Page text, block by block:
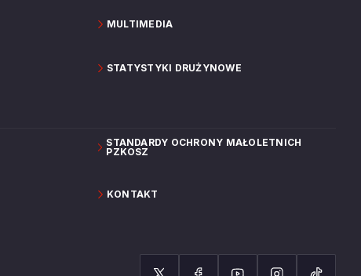
MULTIMEDIA
STATYSTYKI DRUŻYNOWE
STANDARDY OCHRONY MAŁOLETNICH
PZKOSZ
KONTAKT